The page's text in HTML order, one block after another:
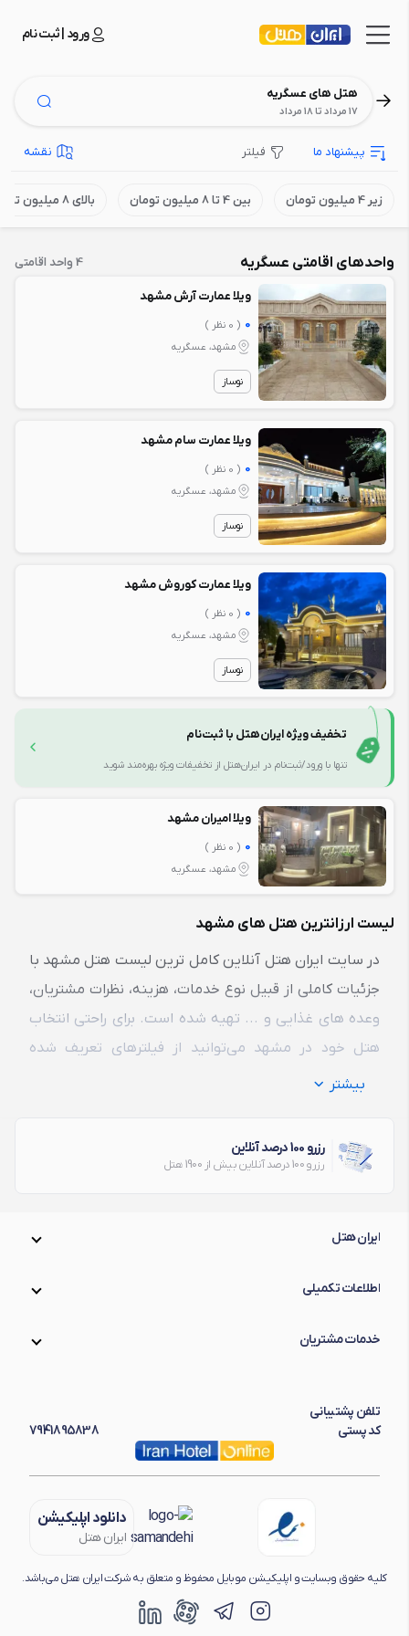
ورود | ثبت نام
هتل های عسگریه
17 مرداد تا 18 مرداد
پیشنهاد ما فیلتر نقشه
زیر 4 میلیون تومان بین 4 تا 8 میلیون تومان بالای 8 میلیون تومان
واحدهای اقامتی عسگریه 4 واحد اقامتی
ویلا عمارت آرش مشهد
0 ( 0 نظر )
مشهد، عسگریه
نوساز
ویلا عمارت سام مشهد
0 ( 0 نظر )
مشهد، عسگریه
نوساز
ویلا عمارت کوروش مشهد
0 ( 0 نظر )
مشهد، عسگریه
نوساز
تخفیف ویژه ایران‌هتل با ثبت‌نام
تنها با ورود/ثبت‌نام در ایران‌هتل از تخفیفات ویژه بهره‌مند شوید
ویلا امیران مشهد
0 ( 0 نظر )
مشهد، عسگریه
لیست ارزانترین هتل های مشهد
در سایت ایران هتل آنلاین کامل ترین لیست هتل مشهد با
جزئیات کاملی از قبیل نوع خدمات، هزینه، نظرات مشتریان،
وعده های غذایی و ... تهیه شده است. برای راحتی انتخاب
هتل خود در مشهد می‌توانید از فیلترهای تعریف شده
استفاده کنید.
بیشتر
رزرو 100 درصد آنلاین
رزرو 100 درصد آنلاین بیش از 1900 هتل
ایران هتل
اطلاعات تکمیلی
خدمات مشتریان
تلفن پشتیبانی
کد پستی
7941895838
دانلود اپلیکیشن
ایران هتل
کلیه حقوق وبسایت و اپلیکیشن موبایل محفوظ و متعلق به شرکت ایران هتل می‌باشد.